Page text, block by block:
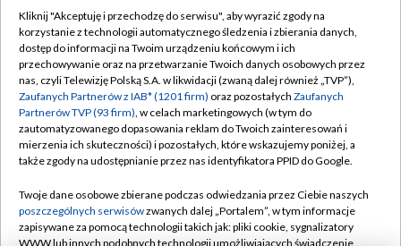
TVP
Abonament TVP
Emisja w TVP
Centrum informacji TVP
Naziemna Telewizja Cyfrowa
Rada Programowa
System NOS
Regulamin TVP
Polityka prywatności
Moje zgody
Pomoc
Kontakt
Kliknij "Akceptuję i przechodzę do serwisu", aby wyrazić zgody na
korzystanie z technologii automatycznego śledzenia i zbierania danych,
dostęp do informacji na Twoim urządzeniu końcowym i ich
przechowywanie oraz na przetwarzanie Twoich danych osobowych przez
nas, czyli Telewizję Polską S.A. w likwidacji (zwaną dalej również „TVP”),
Zaufanych Partnerów z IAB* (1201 firm) oraz pozostałych Zaufanych
Partnerów TVP (93 firm), w celach marketingowych (w tym do
zautomatyzowanego dopasowania reklam do Twoich zainteresowań i
mierzenia ich skuteczności) i pozostałych, które wskazujemy poniżej, a
także zgody na udostępnianie przez nas identyfikatora PPID do Google.
Twoje dane osobowe zbierane podczas odwiedzania przez Ciebie naszych
poszczególnych serwisówzwanych dalej „Portalem”, w tym informacje
zapisywane za pomocą technologii takich jak: pliki cookie, sygnalizatory
WWW lub innych podobnych technologii umożliwiających świadczenie